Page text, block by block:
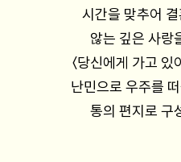
시간을 맞추어
않는 깊은 사랑
〈당신에게 가고
난민으로 우주를
통의 편지로 구